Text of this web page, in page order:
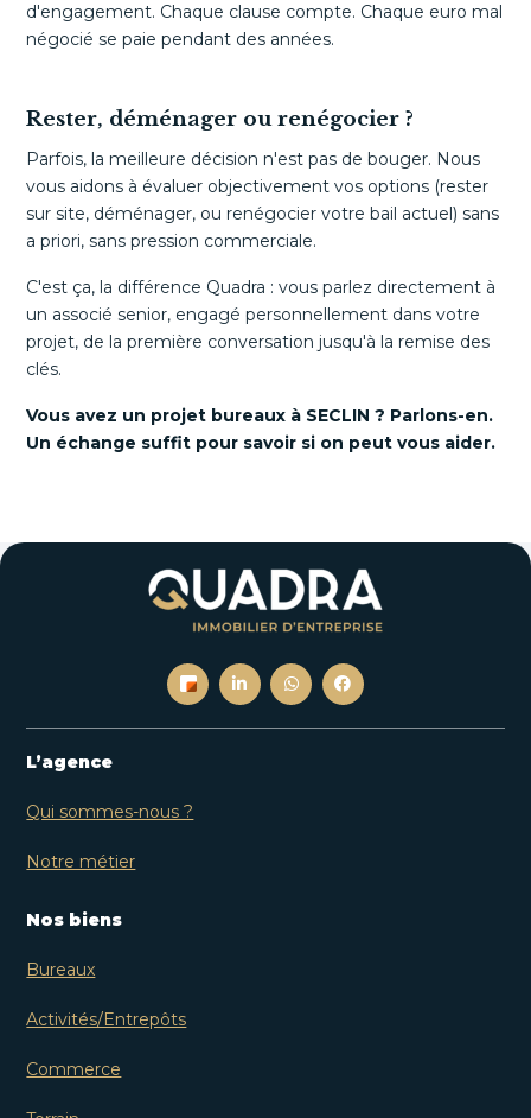
d'engagement. Chaque clause compte. Chaque euro mal
négocié se paie pendant des années.
Rester, déménager ou renégocier ?
Parfois, la meilleure décision n'est pas de bouger. Nous
vous aidons à évaluer objectivement vos options (rester
sur site, déménager, ou renégocier votre bail actuel) sans
a priori, sans pression commerciale.
C'est ça, la différence Quadra : vous parlez directement à
un associé senior, engagé personnellement dans votre
projet, de la première conversation jusqu'à la remise des
clés.
Vous avez un projet bureaux à SECLIN ? Parlons-en.
Un échange suffit pour savoir si on peut vous aider.
L’agence
Qui sommes-nous ?
Notre métier
Nos biens
Bureaux
Activités/Entrepôts
Commerce